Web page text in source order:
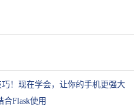
！现在学会，让你的手机更强大
合Flask使用